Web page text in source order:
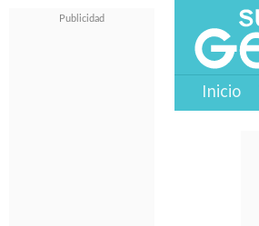
Inicio